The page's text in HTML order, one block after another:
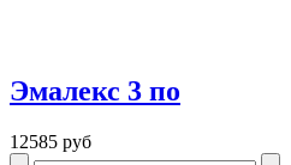
Эмалекс 3 по
12585 руб